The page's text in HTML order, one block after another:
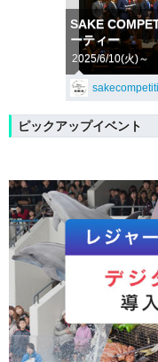
SAKE
ーティー
2025/6/10(火)～
ピックアップイベント